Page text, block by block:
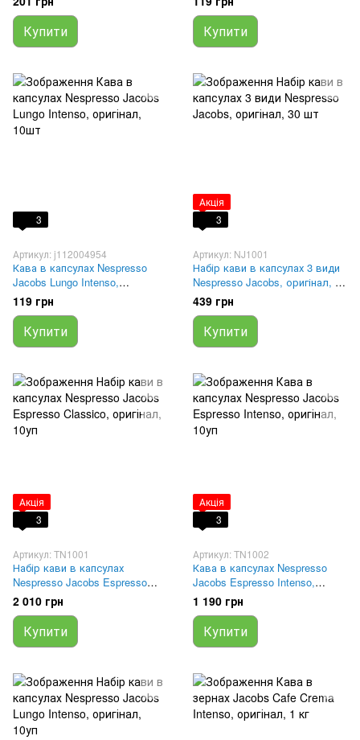
Купити Купити
3
Артикул: j112004954
Кава в капсулах Nespresso
Jacobs Lungo Intenso,
оригінал, 10шт
119 грн
Купити
Акція
3
Артикул: NJ1001
Набір кави в капсулах 3 види
Nespresso Jacobs, оригінал, 30
шт
439 грн
Купити
Акція
3
Артикул: TN1001
Набір кави в капсулах
Nespresso Jacobs Espresso
Classico, оригінал, 10уп
2 010 грн
Купити
Акція
3
Артикул: TN1002
Кава в капсулах Nespresso
Jacobs Espresso Intenso,
оригінал, 10уп
1 190 грн
Купити